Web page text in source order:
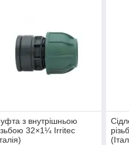
з внутрішньою
32×1¼ Irritec